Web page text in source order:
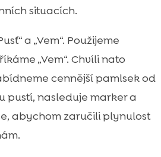
situacích.
a „Vem“. Použijeme
„Vem“. Chvíli nato
cennější pamlsek od
pustí, nasleduje marker a
abychom zaručili plynulost